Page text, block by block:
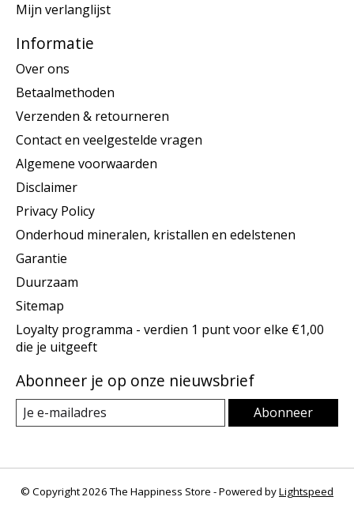
Mijn verlanglijst
Informatie
Over ons
Betaalmethoden
Verzenden & retourneren
Contact en veelgestelde vragen
Algemene voorwaarden
Disclaimer
Privacy Policy
Onderhoud mineralen, kristallen en edelstenen
Garantie
Duurzaam
Sitemap
Loyalty programma - verdien 1 punt voor elke €1,00
die je uitgeeft
Abonneer je op onze nieuwsbrief
Abonneer
© Copyright 2026 The Happiness Store - Powered byLightspeed